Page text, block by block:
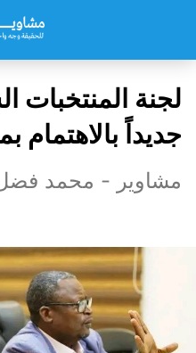
لجنة المنتخبات
جديداً بالاهتمام
مشاوير - محمد فضل